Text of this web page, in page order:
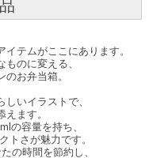
テムがここにあります。
のに変える、
お弁当箱。
いイラストで、
えます。
の容量を持ち、
トさが魅力です。
の時間を節約し、